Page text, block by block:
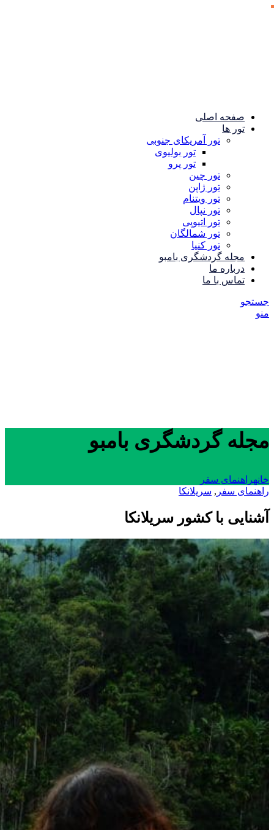
صفحه اصلی
تور ها
تور آمریکای جنوبی
تور بولیوی
تور پرو
تور چین
تور ژاپن
تور ویتنام
تور نپال
تور اتیوپی
تور شمالگان
تور کنیا
مجله گردشگری بامبو
درباره ما
تماس با ما
جستجو
منو
مجله گردشگری بامبو
خانهراهنمای سفر
راهنمای سفر , سریلانکا
آشنایی با کشور سریلانکا